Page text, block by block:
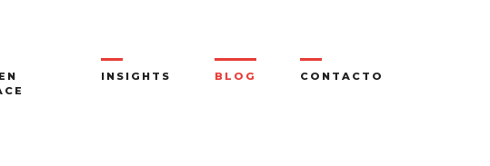
INSIGHTS BLOG CONTACTO